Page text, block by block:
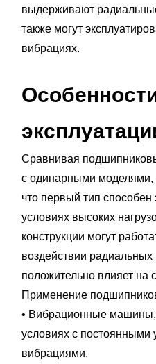
выдерживают
также могут
вибрациях.
Сравнивая
с одинарными моделями,
что первый тип способен
условиях высоких
конструкции могут
воздействии радиальных
положительно влияет на
Применение
• Вибрационные
условиях с постоянными
вибрациями.